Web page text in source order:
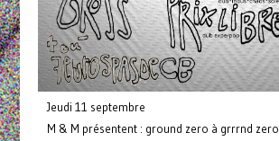
Jeudi 11 septembre
M & M présentent : ground zero à grrrnd zero